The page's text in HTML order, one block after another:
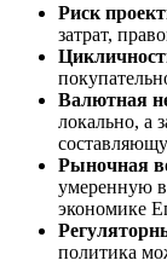
Риск
затрат,
Валютная
локально, а
Рыночная
умеренную
экономике
политика